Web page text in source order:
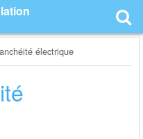
électrique